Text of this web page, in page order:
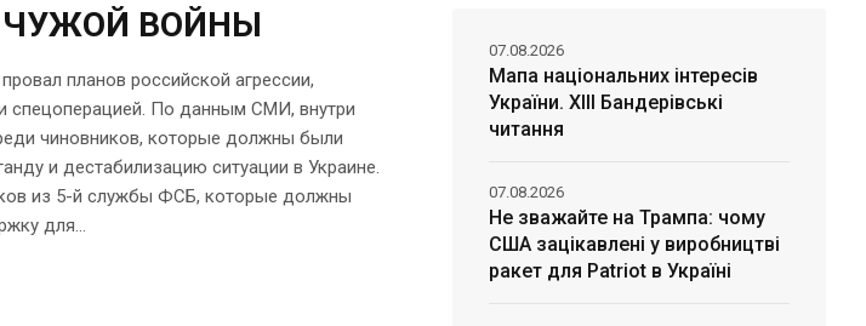
ЧУЖОЙ ВОЙНЫ
планов российской агрессии,
спецоперацией. По данным СМИ, внутри
чиновников, которые должны были
и дестабилизацию ситуации в Украине.
из 5-й службы ФСБ, которые должны
для...
Мапа національних інтересів
України. ХІІІ Бандерівські
читання
07.08.2026
Не зважайте на Трампа: чому
США зацікавлені у виробництві
ракет для Patriot в Україні
07.08.2026